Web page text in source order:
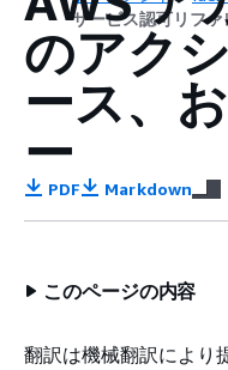
サービス認可リファ
のアク
ース、
ー
PDF Markdown
このページの内容
翻訳は機械翻訳により